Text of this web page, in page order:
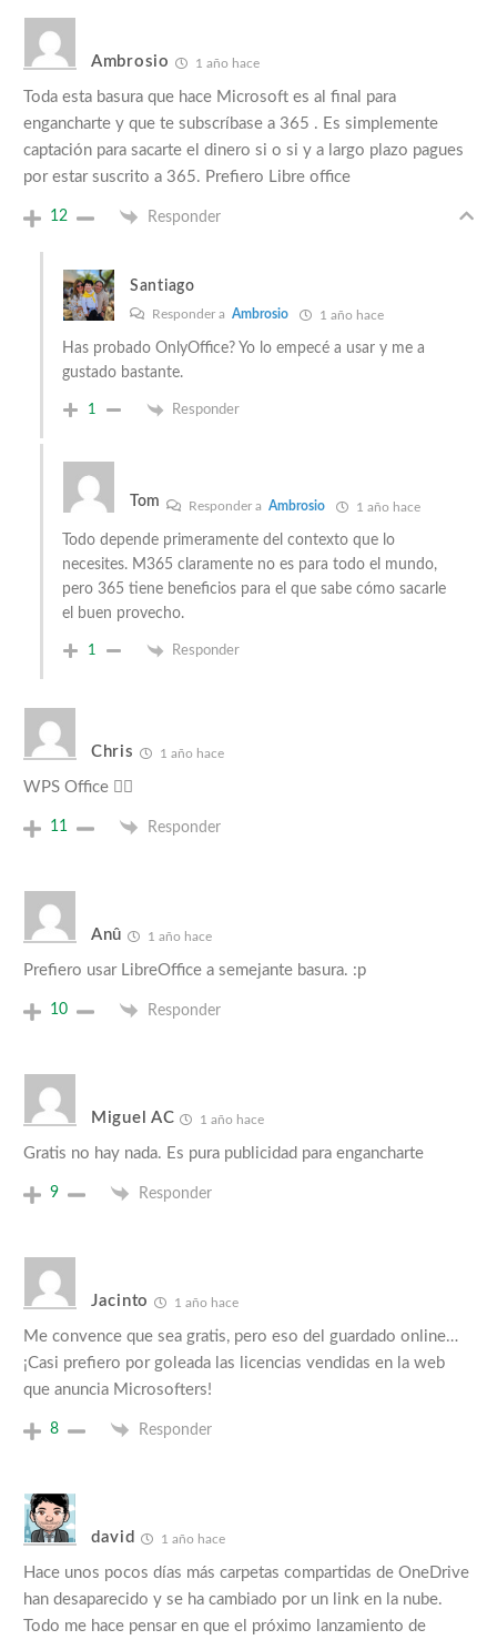
Ambrosio 1 año hace
Toda esta basura que hace Microsoft es al final para
engancharte y que te subscríbase a 365 . Es simplemente
captación para sacarte el dinero si o si y a largo plazo pagues
por estar suscrito a 365. Prefiero Libre office
12 Responder
Santiago
Responder a Ambrosio 1 año hace
Has probado OnlyOffice? Yo lo empecé a usar y me a
gustado bastante.
1 Responder
Tom Responder aAmbrosio 1 año hace
Todo depende primeramente del contexto que lo
necesites. M365 claramente no es para todo el mundo,
pero 365 tiene beneficios para el que sabe cómo sacarle
el buen provecho.
1 Responder
Chris 1 año hace
WPS Office 👍🏻
11 Responder
Anû 1 año hace
Prefiero usar LibreOffice a semejante basura. :p
10 Responder
Miguel AC 1 año hace
Gratis no hay nada. Es pura publicidad para engancharte
9 Responder
Jacinto 1 año hace
Me convence que sea gratis, pero eso del guardado online…
¡Casi prefiero por goleada las licencias vendidas en la web
que anuncia Microsofters!
8 Responder
david 1 año hace
Hace unos pocos días más carpetas compartidas de OneDrive
han desaparecido y se ha cambiado por un link en la nube.
Todo me hace pensar en que el próximo lanzamiento de